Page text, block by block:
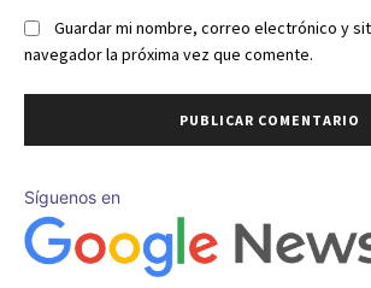
Guardar mi nombre, correo electrónico y
navegador la próxima vez que comente.
Síguenos en